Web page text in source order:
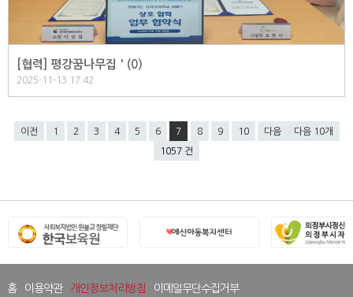
[협력] 평강꿈나무집 ' (0)
2025-11-13 17:42
이전 1 2 3 4 5 6 7 8 9 10 다음 다음 10개
1057 건
홈 이용약관 개인정보처리방침 이메일무단수집거부